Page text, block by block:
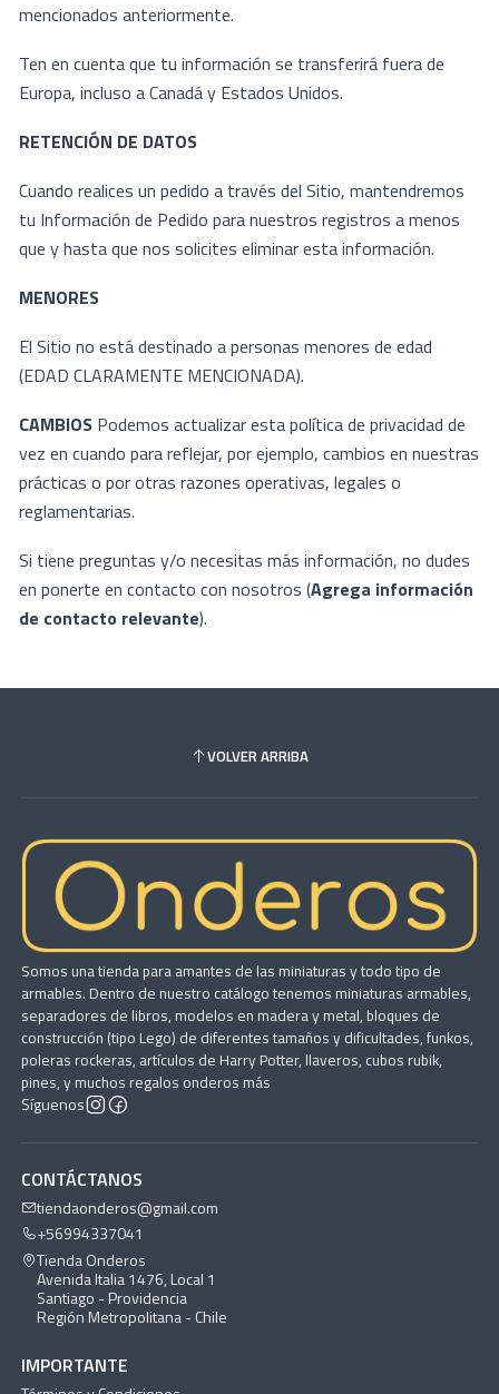
mencionados anteriormente.
Ten en cuenta que tu información se transferirá fuera de
Europa, incluso a Canadá y Estados Unidos.
RETENCIÓN DE DATOS
Cuando realices un pedido a través del Sitio, mantendremos
tu Información de Pedido para nuestros registros a menos
que y hasta que nos solicites eliminar esta información.
MENORES
El Sitio no está destinado a personas menores de edad
(EDAD CLARAMENTE MENCIONADA).
CAMBIOSPodemos actualizar esta política de privacidad de
vez en cuando para reflejar, por ejemplo, cambios en nuestras
prácticas o por otras razones operativas, legales o
reglamentarias.
Si tiene preguntas y/o necesitas más información, no dudes
en ponerte en contacto con nosotros (Agrega información
de contacto relevante).
VOLVER ARRIBA
Somos una tienda para amantes de las miniaturas y todo tipo de
armables. Dentro de nuestro catálogo tenemos miniaturas armables,
separadores de libros, modelos en madera y metal, bloques de
construcción (tipo Lego) de diferentes tamaños y dificultades, funkos,
poleras rockeras, artículos de Harry Potter, llaveros, cubos rubik,
pines, y muchos regalos onderos más
Síguenos
CONTÁCTANOS
tiendaonderos@gmail.com
+56994337041
Tienda Onderos
Avenida Italia 1476, Local 1
Santiago - Providencia
Región Metropolitana - Chile
IMPORTANTE